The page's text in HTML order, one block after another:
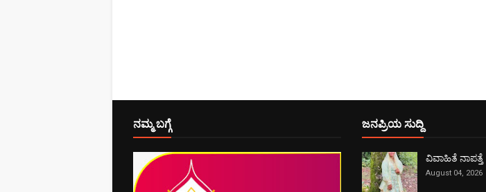
ನಮ್ಮ ಬಗ್ಗೆ ಜನಪ್ರಿಯ ಸುದ್ದಿ
ವಿವಾಹಿತೆ ನಾಪತ್ತೆ
August 04, 2026